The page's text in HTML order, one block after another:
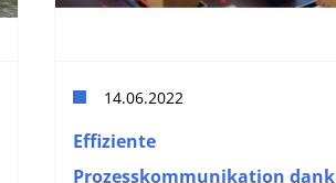
14.06.2022
Effiziente
Prozesskommunikation dank